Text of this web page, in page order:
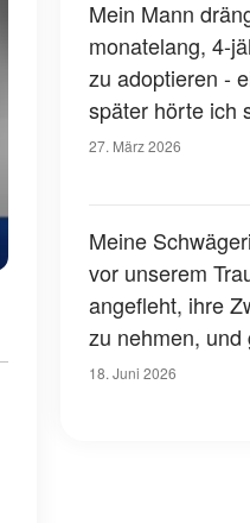
Mein Mann
monatelang, 4-
zu adoptieren -
später hörte ich
Grund und wurde
27. März 2026
Meine
vor unserem
angefleht, ihre
zu nehmen, und
krank und habe
18. Juni 2026